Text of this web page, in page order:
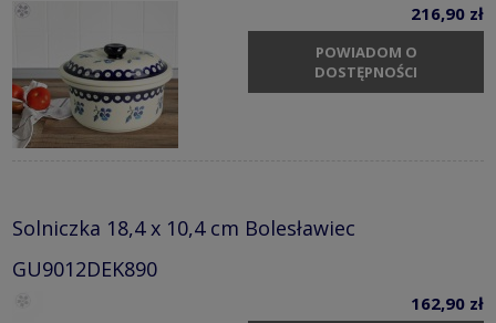
216,90 zł
POWIADOM O
DOSTĘPNOŚCI
Solniczka 18,4 x 10,4 cm Bolesławiec
GU9012DEK890
162,90 zł